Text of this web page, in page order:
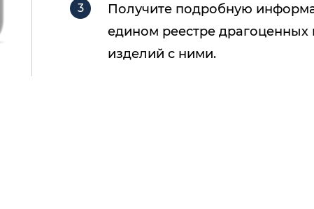
Получите подробную
едином реестре драгоценных
изделий с ними.